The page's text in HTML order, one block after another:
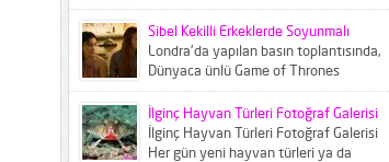
çocukları şarkısı...
Sibel Kekilli Erkeklerde Soyunmalı
Londra'da yapılan basın toplantısında,
Dünyaca ünlü Game of Thrones
dizisinin ünlü oyuncusu Sibel Kekilliye
gazeteciler...
İlginç Hayvan Türleri Fotoğraf Galerisi
İlginç Hayvan Türleri Fotoğraf Galerisi
Her gün yeni hayvan türleri ya da